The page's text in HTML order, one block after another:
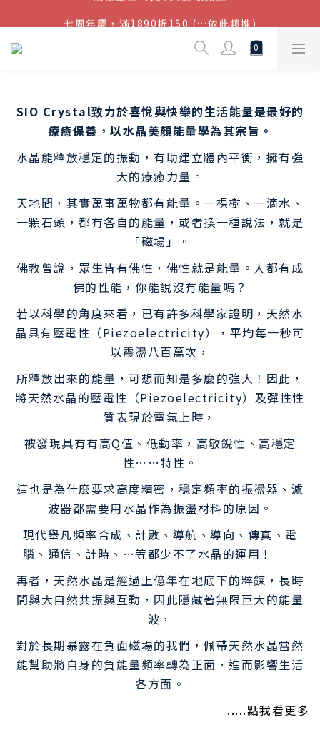
七周年慶，滿1890折150 (…依此類推)
點我加入官方LINE帳號，獲得50元現金券
SIO Crystal致力於喜悅與快樂的生活能量是最好的
療癒保養，以水晶美顏能量學為其宗旨。
水晶能釋放穩定的振動，有助建立體內平衡，擁有強
大的療癒力量。
天地間，其實萬事萬物都有能量。一棵樹、一滴水、
一顆石頭，都有各自的能量，或者換一種說法，就是
「磁場」。
佛教曾說，眾生皆有佛性，佛性就是能量。人都有成
佛的性能，你能說沒有能量嗎？
若以科學的角度來看，已有許多科學家證明，天然水
晶具有壓電性（Piezoelectricity），平均每一秒可
以震盪八百萬次，
所釋放出來的能量，可想而知是多麼的強大！因此，
將天然水晶的壓電性（Piezoelectricity）及彈性性
質表現於電氣上時，
被發現具有有高Q值、低動率，高敏銳性、高穩定
性……特性。
這也是為什麼要求高度精密，穩定頻率的振盪器、濾
波器都需要用水晶作為振盪材料的原因。
現代舉凡頻率合成、計數、導航、導向、傳真、電
腦、通信、計時、…等都少不了水晶的運用！
再者，天然水晶是經過上億年在地底下的粹鍊，長時
間與大自然共振與互動，因此隱藏著無限巨大的能量
波，
對於長期暴露在負面磁場的我們，佩帶天然水晶當然
能幫助將自身的負能量頻率轉為正面，進而影響生活
各方面。
.....點我看更多